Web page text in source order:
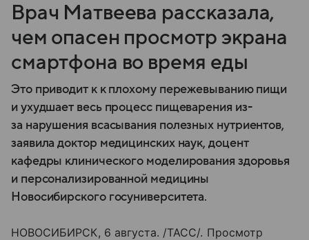
Врач Матвеева рассказала,
чем опасен просмотр экрана
смартфона во время еды
Это приводит к к плохому пережевыванию пищи
и ухудшает весь процесс пищеварения из-
за нарушения всасывания полезных нутриентов,
заявила доктор медицинских наук, доцент
кафедры клинического моделирования здоровья
и персонализированной медицины
Новосибирского госуниверситета.
НОВОСИБИРСК, 6 августа. /ТАСС/. Просмотр